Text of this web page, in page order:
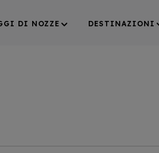
DI NOZZE DESTINAZIONI